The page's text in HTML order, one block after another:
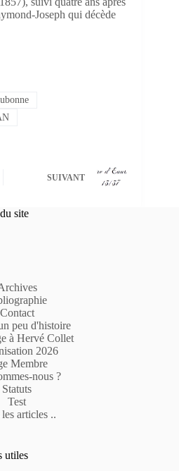
Joseph qui décède
SUIVANT
site
Contact
peu d'histoire
à Hervé Collet
2026
Membre
nous ?
Statuts
Test
articles ..
utiles